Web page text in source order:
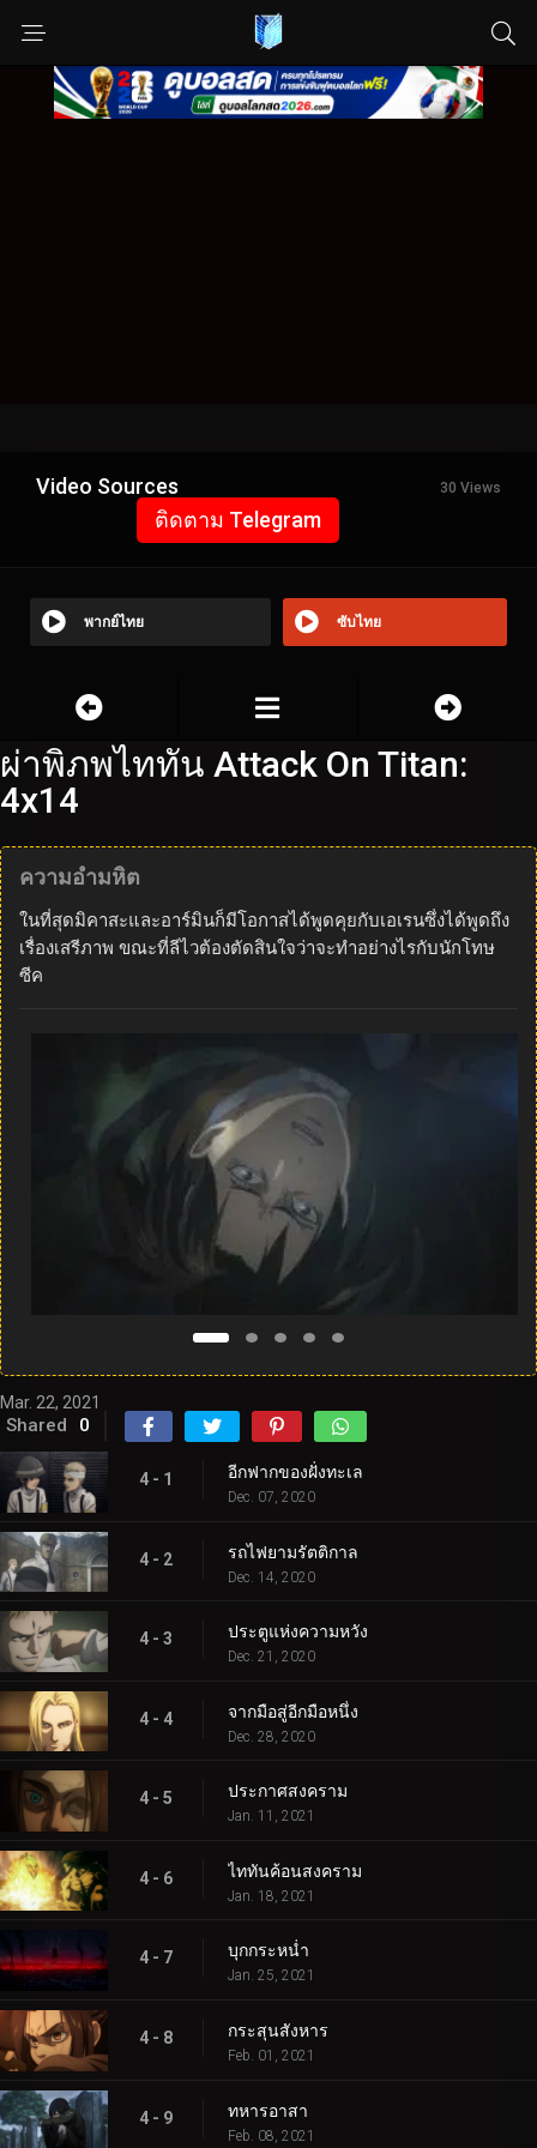
Video Sources 30 Views
ติดตาม Telegram
พากย์ไทย ซับไทย
ผ่าพิภพไททัน Attack On Titan:
4x14
ความอำมหิต
ในที่สุดมิคาสะและอาร์มินก็มีโอกาสได้พูดคุยกับเอเรนซึ่งได้พูดถึง
เรื่องเสรีภาพ ขณะที่ลีไวต้องตัดสินใจว่าจะทำอย่างไรกับนักโทษ
ซีค
Mar. 22, 2021
Shared 0
4 - 1 อีกฟากของฝั่งทะเล
Dec. 07, 2020
4 - 2 รถไฟยามรัตติกาล
Dec. 14, 2020
4 - 3 ประตูแห่งความหวัง
Dec. 21, 2020
4 - 4 จากมือสู่อีกมือหนึ่ง
Dec. 28, 2020
4 - 5 ประกาศสงคราม
Jan. 11, 2021
4 - 6 ไททันค้อนสงคราม
Jan. 18, 2021
4 - 7 บุกกระหน่ำ
Jan. 25, 2021
4 - 8 กระสุนสังหาร
Feb. 01, 2021
4 - 9 ทหารอาสา
Feb. 08, 2021